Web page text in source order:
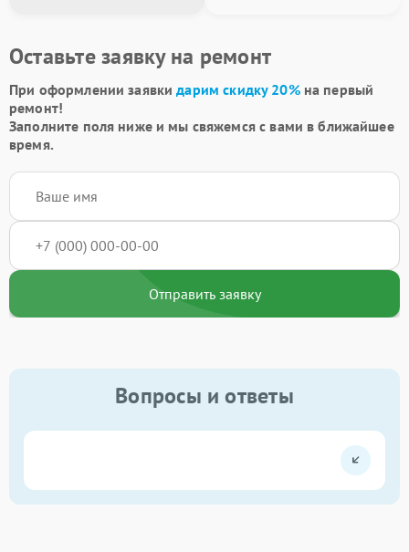
Оставьте заявку на ремонт
При оформлении заявкидарим скидку 20%на первый
ремонт!
Заполните поля ниже и мы свяжемся с вами в ближайшее
время.
Отправить заявку
Вопросы и ответы